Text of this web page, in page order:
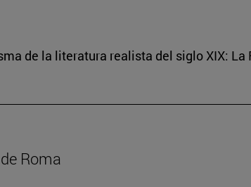
de la literatura realista del siglo XIX: La
Roma